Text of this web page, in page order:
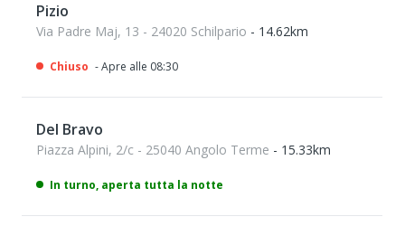
Pizio
Via Padre Maj, 13 - 24020 Schilpario - 14.62km
Chiuso - Apre alle 08:30
Del Bravo
Piazza Alpini, 2/c - 25040 Angolo Terme - 15.33km
In turno, aperta tutta la notte